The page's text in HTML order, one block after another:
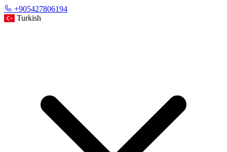
+905427806194
Turkish